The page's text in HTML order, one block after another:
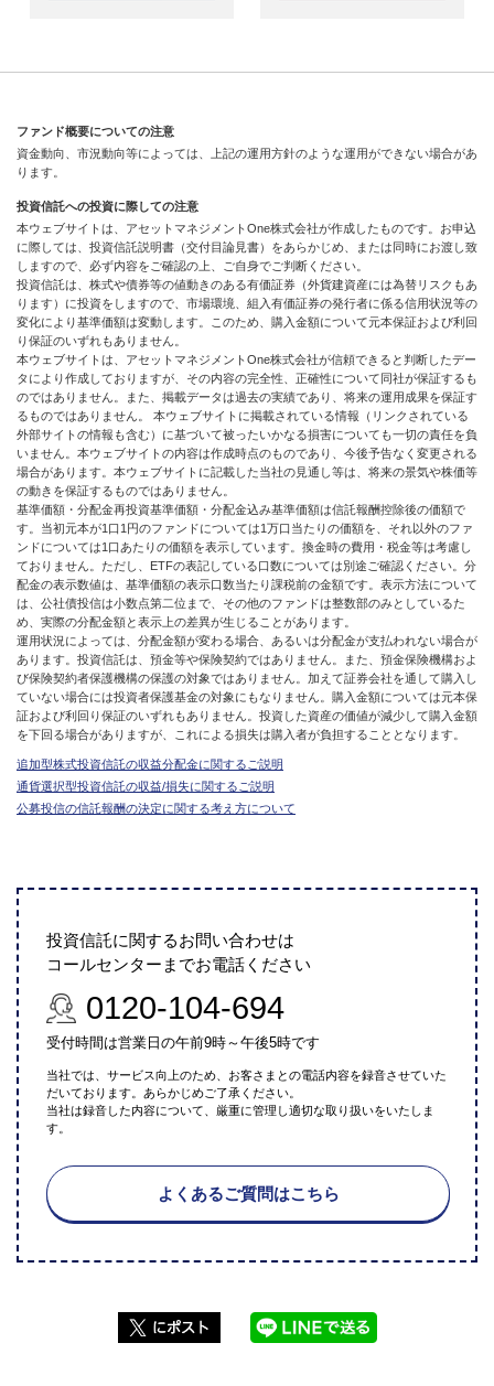
ファンド概要についての注意
資金動向、市況動向等によっては、上記の運用方針のような運用ができない場合があ
ります。
投資信託への投資に際しての注意
本ウェブサイトは、アセットマネジメントOne株式会社が作成したものです。お申込
に際しては、投資信託説明書（交付目論見書）をあらかじめ、または同時にお渡し致
しますので、必ず内容をご確認の上、ご自身でご判断ください。
投資信託は、株式や債券等の値動きのある有価証券（外貨建資産には為替リスクもあ
ります）に投資をしますので、市場環境、組入有価証券の発行者に係る信用状況等の
変化により基準価額は変動します。このため、購入金額について元本保証および利回
り保証のいずれもありません。
本ウェブサイトは、アセットマネジメントOne株式会社が信頼できると判断したデー
タにより作成しておりますが、その内容の完全性、正確性について同社が保証するも
のではありません。また、掲載データは過去の実績であり、将来の運用成果を保証す
るものではありません。 本ウェブサイトに掲載されている情報（リンクされている
外部サイトの情報も含む）に基づいて被ったいかなる損害についても一切の責任を負
いません。本ウェブサイトの内容は作成時点のものであり、今後予告なく変更される
場合があります。本ウェブサイトに記載した当社の見通し等は、将来の景気や株価等
の動きを保証するものではありません。
基準価額・分配金再投資基準価額・分配金込み基準価額は信託報酬控除後の価額で
す。当初元本が1口1円のファンドについては1万口当たりの価額を、それ以外のファ
ンドについては1口あたりの価額を表示しています。換金時の費用・税金等は考慮し
ておりません。ただし、ETFの表記している口数については別途ご確認ください。分
配金の表示数値は、基準価額の表示口数当たり課税前の金額です。表示方法について
は、公社債投信は小数点第二位まで、その他のファンドは整数部のみとしているた
め、実際の分配金額と表示上の差異が生じることがあります。
運用状況によっては、分配金額が変わる場合、あるいは分配金が支払われない場合が
あります。投資信託は、預金等や保険契約ではありません。また、預金保険機構およ
び保険契約者保護機構の保護の対象ではありません。加えて証券会社を通して購入し
ていない場合には投資者保護基金の対象にもなりません。購入金額については元本保
証および利回り保証のいずれもありません。投資した資産の価値が減少して購入金額
を下回る場合がありますが、これによる損失は購入者が負担することとなります。
追加型株式投資信託の収益分配金に関するご説明
通貨選択型投資信託の収益/損失に関するご説明
公募投信の信託報酬の決定に関する考え方について
投資信託に関するお問い合わせは
コールセンターまでお電話ください
0120-104-694
受付時間は営業日の午前9時～午後5時です
当社では、サービス向上のため、お客さまとの電話内容を録音させていた
だいております。あらかじめご了承ください。
当社は録音した内容について、厳重に管理し適切な取り扱いをいたしま
す。
よくあるご質問はこちら